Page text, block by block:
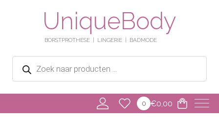
UniqueBody
BORSTPROTHESE LINGERIE BADMODE
Producten
zoeken
0 €0,00